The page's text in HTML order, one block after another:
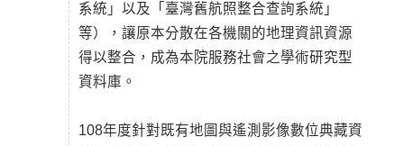
系統」以及「臺灣舊航照整合查詢系統」
等），讓原本分散在各機關的地理資訊資源
得以整合，成為本院服務社會之學術研究型
資料庫。
108年度針對既有地圖與遙測影像數位典藏資